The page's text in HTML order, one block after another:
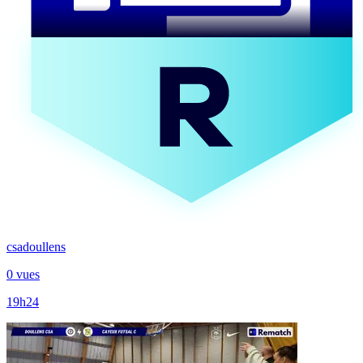
csadoullens
0 vues
19h24